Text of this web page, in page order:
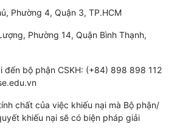
Phường 4, Quận 3, TP.HCM
Phường 14, Quận Bình Thạnh,
đến bộ phận CSKH: (+84) 898 898 112
chất của việc khiếu nại mà Bộ phận/
khiếu nại sẽ có biện pháp giải